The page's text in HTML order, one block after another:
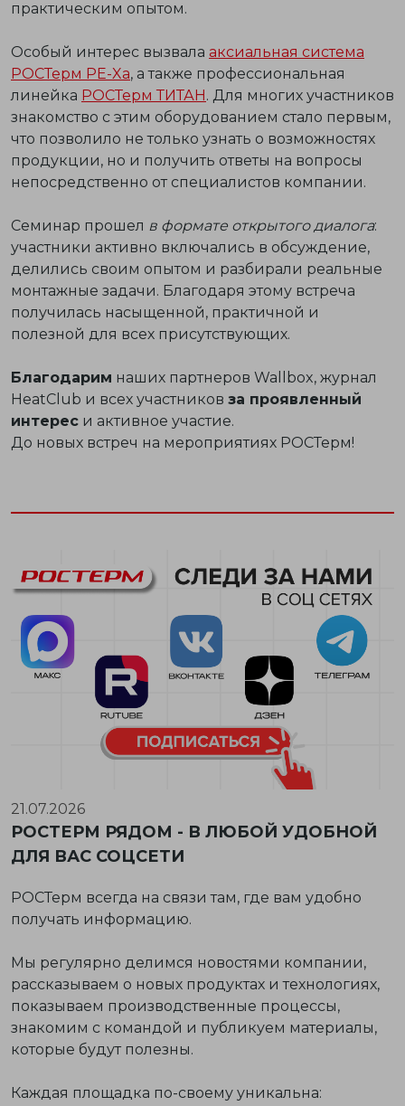
практическим опытом.
Особый интерес вызвала аксиальная система
РОСТерм PE-Xa, а также профессиональная
линейка РОСТерм ТИТАН. Для многих участников
знакомство с этим оборудованием стало первым,
что позволило не только узнать о возможностях
продукции, но и получить ответы на вопросы
непосредственно от специалистов компании.
Семинар прошел в формате открытого диалога:
участники активно включались в обсуждение,
делились своим опытом и разбирали реальные
монтажные задачи. Благодаря этому встреча
получилась насыщенной, практичной и
полезной для всех присутствующих.
Благодарим наших партнеров Wallbox, журнал
HeatClub и всех участников за проявленный
интерес и активное участие.
До новых встреч на мероприятиях РОСТерм!
21.07.2026
РОСТЕРМ РЯДОМ - В ЛЮБОЙ УДОБНОЙ
ДЛЯ ВАС СОЦСЕТИ
РОСТерм всегда на связи там, где вам удобно
получать информацию.
Мы регулярно делимся новостями компании,
рассказываем о новых продуктах и технологиях,
показываем производственные процессы,
знакомим с командой и публикуем материалы,
которые будут полезны.
Каждая площадка по-своему уникальна: